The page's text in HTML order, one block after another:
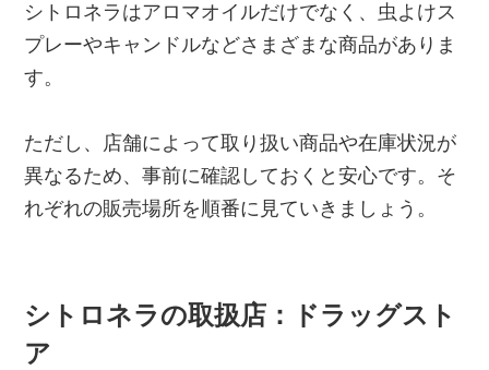
シトロネラはアロマオイルだけでなく、虫よけス
プレーやキャンドルなどさまざまな商品がありま
す。
ただし、店舗によって取り扱い商品や在庫状況が
異なるため、事前に確認しておくと安心です。そ
れぞれの販売場所を順番に見ていきましょう。
シトロネラの取扱店：ドラッグスト
ア